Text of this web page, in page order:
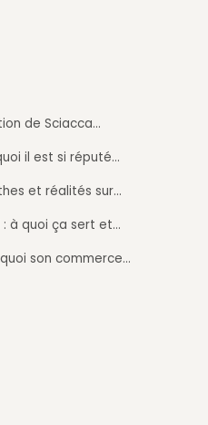
de Sciacca…
il est si réputé…
et réalités sur…
: à quoi ça sert et…
son commerce…